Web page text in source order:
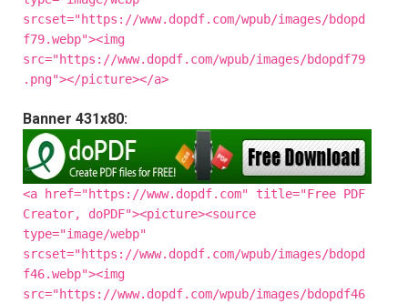
srcset="https://www.dopdf.com/wpub/images/bdopd
f79.webp"><img
src="https://www.dopdf.com/wpub/images/bdopdf79
.png"></picture></a>
Banner 431x80:
<a href="https://www.dopdf.com" title="Free PDF
Creator, doPDF"><picture><source
type="image/webp"
srcset="https://www.dopdf.com/wpub/images/bdopd
f46.webp"><img
src="https://www.dopdf.com/wpub/images/bdopdf46